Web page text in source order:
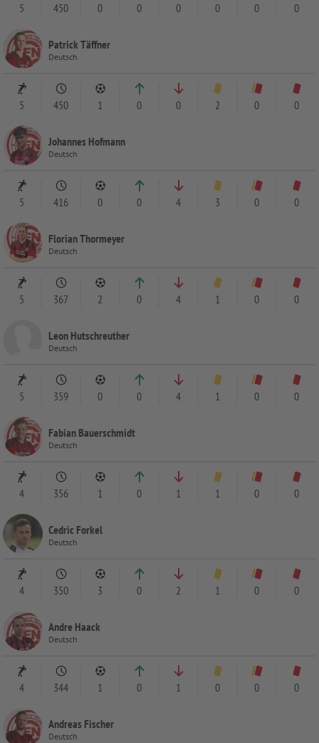
5 450 0 0 0 0 0 0
Patrick Täffner
Deutsch
5 450 1 0 0 2 0 0
Johannes Hofmann
Deutsch
5 416 0 0 4 3 0 0
Florian Thormeyer
Deutsch
5 367 2 0 4 1 0 0
Leon Hutschreuther
Deutsch
5 359 0 0 4 1 0 0
Fabian Bauerschmidt
Deutsch
4 356 1 0 1 1 0 0
Cedric Forkel
Deutsch
4 350 3 0 2 1 0 0
Andre Haack
Deutsch
4 344 1 0 1 0 0 0
Andreas Fischer
Deutsch